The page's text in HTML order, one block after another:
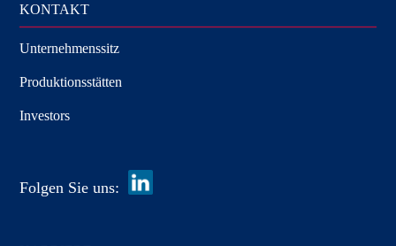
KONTAKT
Unternehmenssitz
Produktionsstätten
Investors
Folgen Sie uns: